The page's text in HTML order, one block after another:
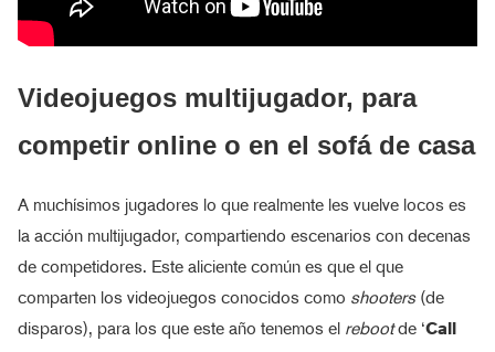
Videojuegos multijugador, para
competir online o en el sofá de casa
A muchísimos jugadores lo que realmente les vuelve locos es
la acción multijugador, compartiendo escenarios con decenas
de competidores. Este aliciente común es que el que
comparten los videojuegos conocidos como shooters(de
disparos), para los que este año tenemos el rebootde ‘Call